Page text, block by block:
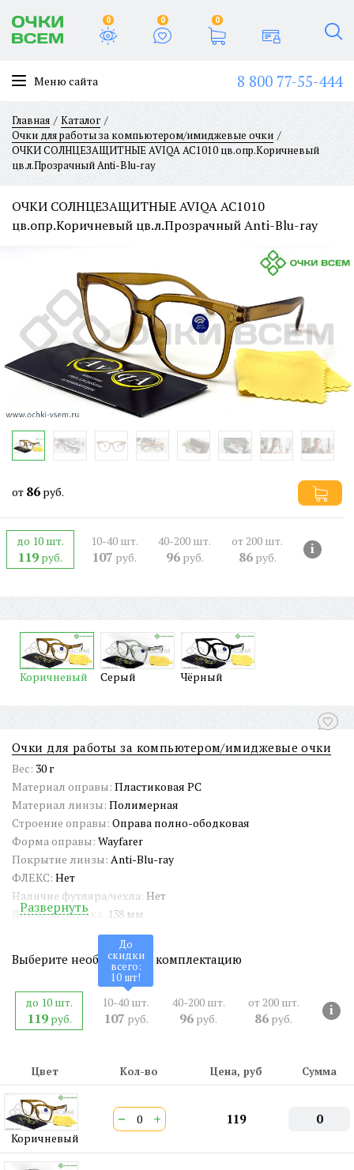
0 0 0
Меню сайта 8 800 77-55-444
Главная
Каталог
Очки для работы за компьютером/имиджевые очки
ОЧКИ СОЛНЦЕЗАЩИТНЫЕ AVIQA AC1010 цв.опр.Коричневый
цв.л.Прозрачный Anti-Blu-ray
ОЧКИ СОЛНЦЕЗАЩИТНЫЕ AVIQA AC1010
цв.опр.Коричневый цв.л.Прозрачный Anti-Blu-ray
от 86 руб.
до 10 шт.
119 руб.
10-40 шт.
107 руб.
40-200 шт.
96руб.
от 200 шт.
86руб.
i
Коричневый Серый Чёрный
Очки для работы за компьютером/имиджевые очки
Вес: 30 г
Материал оправы: Пластиковая PC
Материал линзы: Полимерная
Строение оправы: Оправа полно-ободковая
Форма оправы: Wayfarer
Покрытие линзы: Anti-Blu-ray
ФЛЕКС: Нет
Наличие футляра/чехла: Нет
Длина заушника:
138 мм
Ширина окуляра:50 мм
Ширина переносицы:20 мм
Страна происхождения:
Китай
AC1010
СЕРТИФИКАТ:
РОСС CN.АМ05.Н15839
Двойная перекладина:Нет
Развернуть
Выберите необходимую комплектацию
до 10 шт.
119руб.
10-40 шт.
107 руб.
До
скидки
всего:
10 шт!
40-200 шт.
96 руб.
от 200 шт.
86 руб.
i
Цвет Кол-во Цена, руб Сумма
Коричневый
− + 119 0